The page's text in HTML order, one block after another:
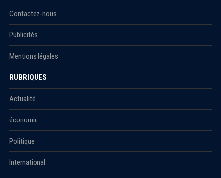
Contactez-nous
Publicités
Mentions légales
RUBRIQUES
Actualité
économie
Politique
International